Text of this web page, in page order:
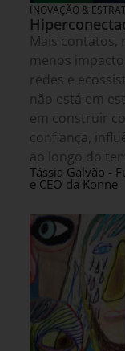
INOVAÇÃO &
Mais contatos,
menos
redes e
não está em
em construir
confiança,
ao longo do
Tássia Galvão -
e CEO da Konne